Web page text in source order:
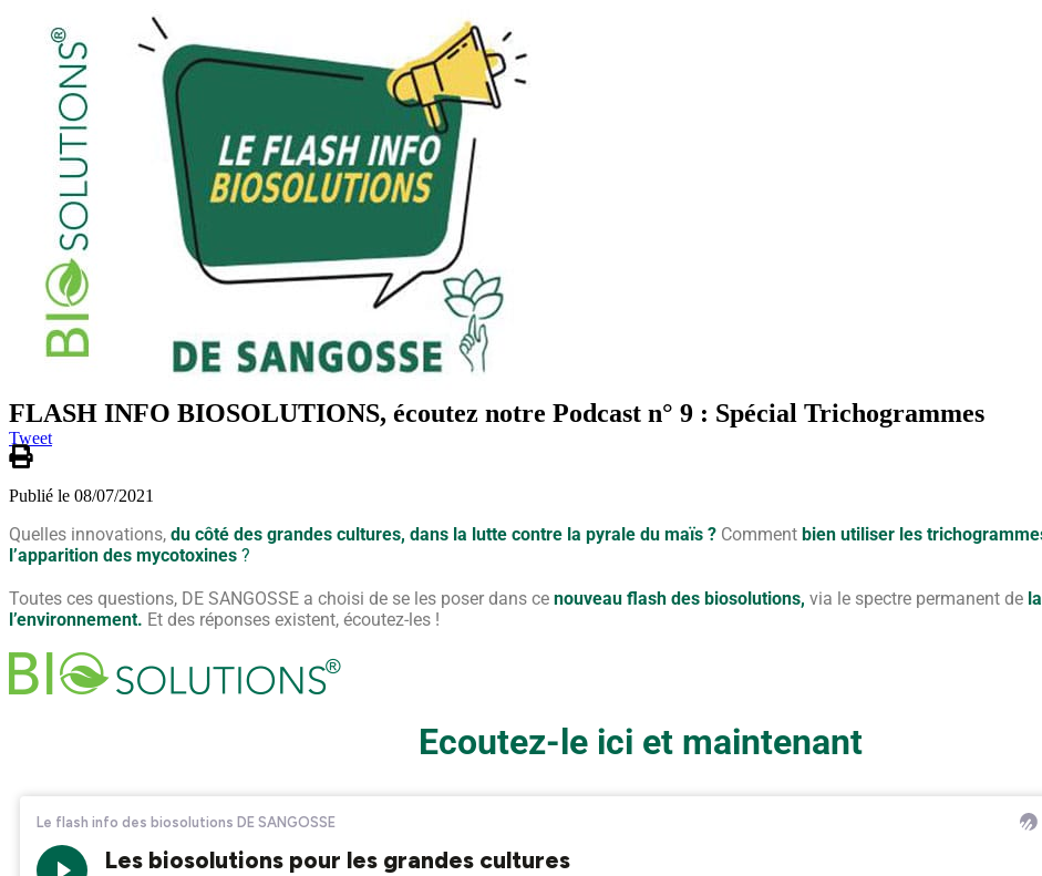
FLASH INFO BIOSOLUTIONS, écoutez notre Podcast n° 9 : Spécial Trichogrammes
Tweet
Publié le 08/07/2021
Quelles innovations, du côté des grandes cultures, dans la lutte contre la pyrale du maïs ? Comment bien utiliser les
l’apparition des mycotoxines ?
Toutes ces questions, DE SANGOSSE a choisi de se les poser dans ce nouveau flash des biosolutions, via le spectre permanent de
l’environnement. Et des réponses existent, écoutez-les !
Ecoutez-le ici et maintenant